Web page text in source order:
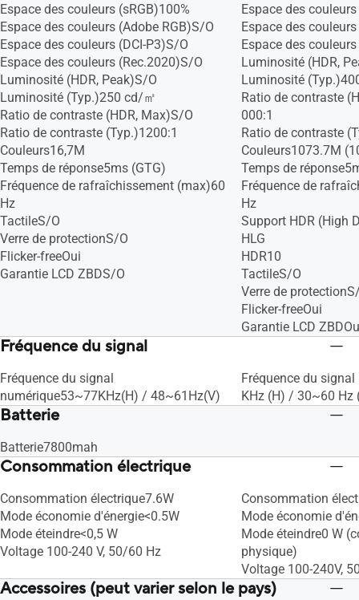
Espace des couleurs (sRGB)100%
Espace des couleurs (Adobe RGB)S/O
Espace des couleurs (DCI-P3)S/O
Espace des couleurs (Rec.2020)S/O
Luminosité (HDR, Peak)S/O
Luminosité (Typ.)250 cd/㎡
Ratio de contraste (HDR, Max)S/O
Ratio de contraste (Typ.)1200:1
Couleurs16,7M
Temps de réponse5ms (GTG)
Fréquence de rafraîchissement (max)60
Hz
TactileS/O
Verre de protectionS/O
Flicker-freeOui
Garantie LCD ZBDS/O
Espace des
Espace des
Espace des
Luminosité (HDR,
Luminosité
Ratio de contraste
000:1
Ratio de contraste
Couleurs1073.7M
Temps de
Fréquence de
Hz
Support HDR (High
HLG
HDR10
TactileS/O
Verre de
Flicker-freeOui
Garantie LCD
Fréquence du signal
Fréquence du signal
numérique53~77KHz(H) / 48~61Hz(V)
Fréquence du
KHz (H) / 30~60 Hz
Batterie
Batterie7800mah
Consommation électrique
Consommation électrique7.6W
Mode économie d'énergie<0.5W
Mode éteindre<0,5 W
Voltage 100-240 V, 50/60 Hz
Consommation
Mode économie
Mode éteindre0 W
physique)
Voltage 100-240V,
Accessoires (peut varier selon le pays)